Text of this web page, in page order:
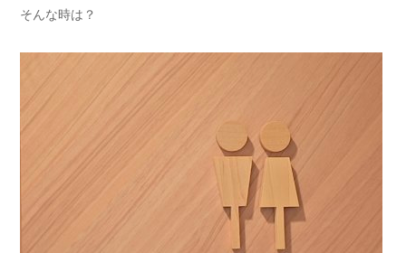
そんな時は？